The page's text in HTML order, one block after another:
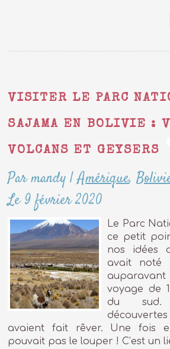
VISITER LE PARC
SAJAMA EN BOLIVIE :
VOLCANS ET GEYSERS
Par mandy |Amérique,
Le 9 février 2020
Le Parc
ce petit
nos idées
avait noté
voyage de
du sud.
avaient fait rêver. Une fois
pouvait pas le louper ! C’est un